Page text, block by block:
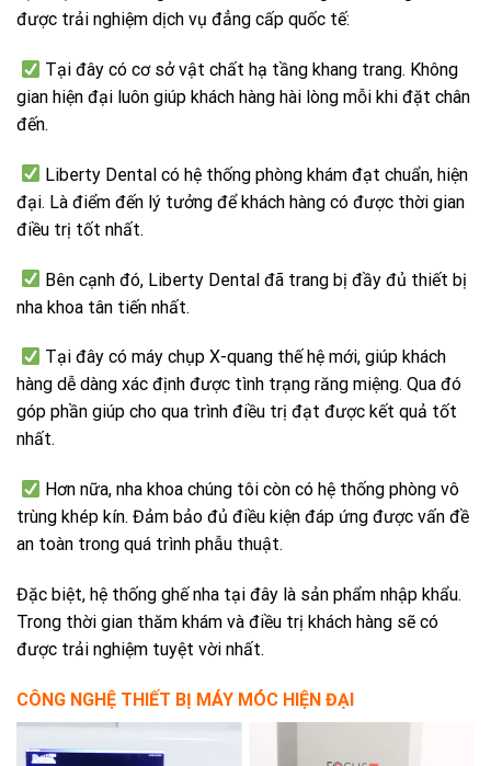
được trải nghiệm dịch vụ đẳng cấp quốc tế:
Tại đây có cơ sở vật chất hạ tầng khang trang. Không
gian hiện đại luôn giúp khách hàng hài lòng mỗi khi đặt chân
đến.
Liberty Dental có hệ thống phòng khám đạt chuẩn, hiện
đại. Là điểm đến lý tưởng để khách hàng có được thời gian
điều trị tốt nhất.
Bên cạnh đó, Liberty Dental đã trang bị đầy đủ thiết bị
nha khoa tân tiến nhất.
Tại đây có máy chụp X-quang thế hệ mới, giúp khách
hàng dễ dàng xác định được tình trạng răng miệng. Qua đó
góp phần giúp cho qua trình điều trị đạt được kết quả tốt
nhất.
Hơn nữa, nha khoa chúng tôi còn có hệ thống phòng vô
trùng khép kín. Đảm bảo đủ điều kiện đáp ứng được vấn đề
an toàn trong quá trình phẫu thuật.
Đặc biệt, hệ thống ghế nha tại đây là sản phẩm nhập khẩu.
Trong thời gian thăm khám và điều trị khách hàng sẽ có
được trải nghiệm tuyệt vời nhất.
CÔNG NGHỆ THIẾT BỊ MÁY MÓC HIỆN ĐẠI